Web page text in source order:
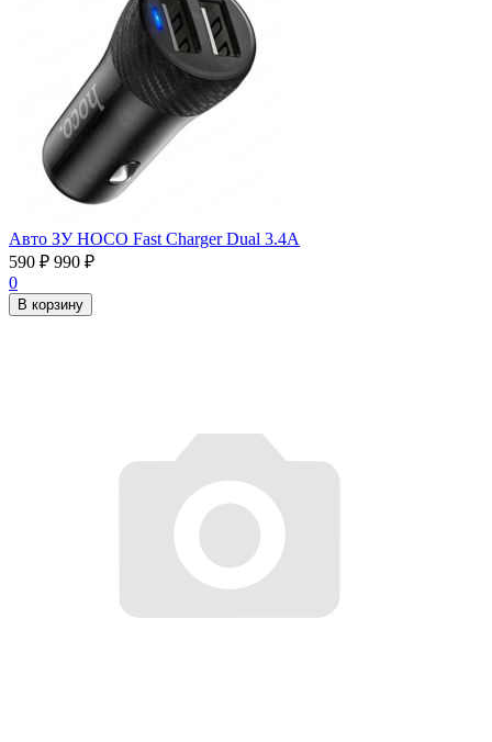
Авто ЗУ HOCO Fast Charger Dual 3.4А
590 ₽ 990 ₽
0
В корзину